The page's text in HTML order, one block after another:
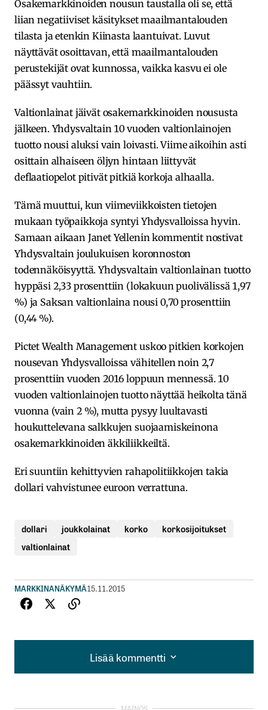
Osakemarkkinoiden nousun taustalla oli se, että
liian negatiiviset käsitykset maailmantalouden
tilasta ja etenkin Kiinasta laantuivat. Luvut
näyttävät osoittavan, että maailmantalouden
perustekijät ovat kunnossa, vaikka kasvu ei ole
päässyt vauhtiin.
Valtionlainat jäivät osakemarkkinoiden noususta
jälkeen. Yhdysvaltain 10 vuoden valtionlainojen
tuotto nousi aluksi vain loivasti. Viime aikoihin asti
osittain alhaiseen öljyn hintaan liittyvät
deflaatiopelot pitivät pitkiä korkoja alhaalla.
Tämä muuttui, kun viimeviikkoisten tietojen
mukaan työpaikkoja syntyi Yhdysvalloissa hyvin.
Samaan aikaan Janet Yellenin kommentit nostivat
Yhdysvaltain joulukuisen koronnoston
todennäköisyyttä. Yhdysvaltain valtionlainan tuotto
hyppäsi 2,33 prosenttiin (lokakuun puolivälissä 1,97
%) ja Saksan valtionlaina nousi 0,70 prosenttiin
(0,44 %).
Pictet Wealth Management uskoo pitkien korkojen
nousevan Yhdysvalloissa vähitellen noin 2,7
prosenttiin vuoden 2016 loppuun mennessä. 10
vuoden valtionlainojen tuotto näyttää heikolta tänä
vuonna (vain 2 %), mutta pysyy luultavasti
houkuttelevana salkkujen suojaamiskeinona
osakemarkkinoiden äkkiliikkeiltä.
Eri suuntiin kehittyvien rahapolitiikkojen takia
dollari vahvistunee euroon verrattuna.
dollari joukkolainat korko
korkosijoitukset
valtionlainat
MARKKINANÄKYMÄ15.11.2015
Lisää kommentti
Lisää kommentti